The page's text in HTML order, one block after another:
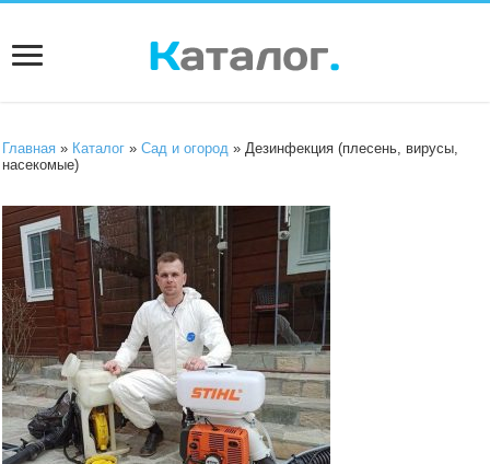
Главная » Каталог »Сад и огород » Дезинфекция (плесень, вирусы,
насекомые)